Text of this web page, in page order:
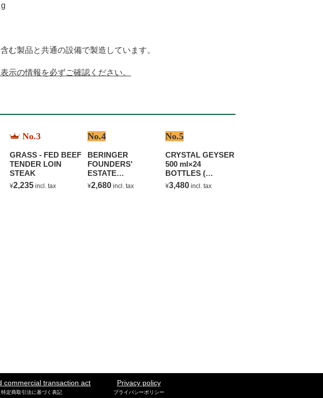
む製品と共通の設備で製造しています。
示の情報を必ずご確認ください。
No.3
GRASS - FED BEEF
TENDER LOIN
STEAK
¥2,235 incl. tax
No.4
BERINGER
FOUNDERS'
ESTATE
CHARDONNAY
¥2,680 incl. tax
No.5
CRYSTAL GEYSER
500 ml×24
BOTTLES (
NATURAL
MINERAL WATER )
¥3,480 incl. tax
commercial transaction act
特定商取引法に基づく表記
Privacy policy
プライバシーポリシー